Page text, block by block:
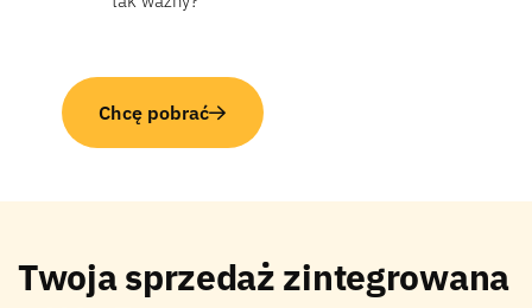
Chcę pobrać
Twoja sprzedaż zintegrowana